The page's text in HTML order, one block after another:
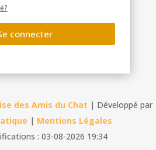
connecter
des Amis du Chat | Développé par
| Mentions Légales
: 03-08-2026 19:34